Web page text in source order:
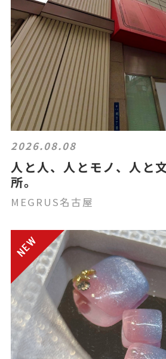
2026.08.08
人と人、人とモノ、人と
所。
MEGRUS名古屋